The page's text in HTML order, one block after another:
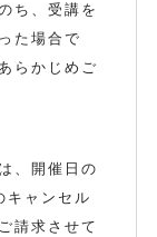
ち、受講を
た場合で
らかじめご
、開催日の
キャンセル
請求させて